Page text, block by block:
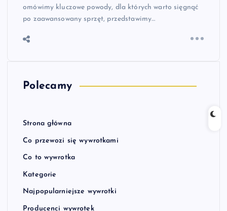
omówimy kluczowe powody, dla których warto sięgnąć
po zaawansowany sprzęt, przedstawimy…
Polecamy
Strona główna
Co przewozi się wywrotkami
Co to wywrotka
Kategorie
Najpopularniejsze wywrotki
Producenci wywrotek